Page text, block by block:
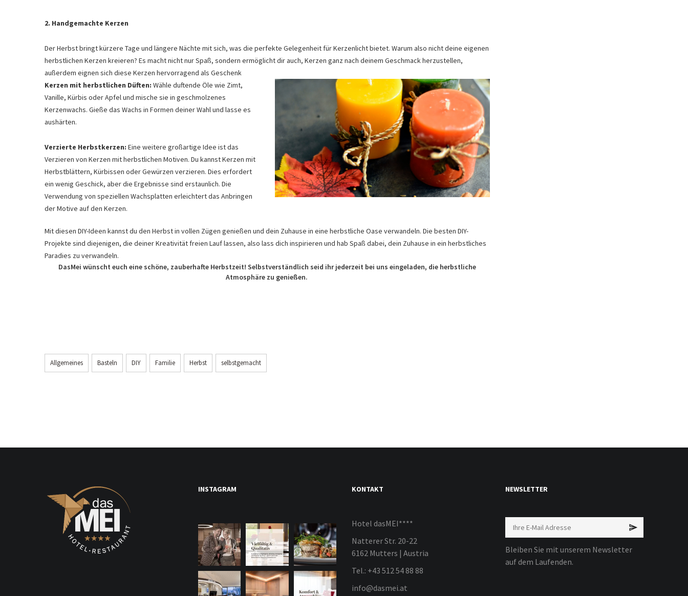
2. Handgemachte Kerzen
Der Herbst bringt kürzere Tage und längere Nächte mit sich, was die perfekte Gelegenheit für Kerzenlicht bietet. Warum also nicht deine eigenen
herbstlichen Kerzen kreieren? Es macht nicht nur Spaß, sondern ermöglicht dir auch, Kerzen ganz nach deinem Geschmack herzustellen,
außerdem eignen sich diese Kerzen hervorragend als Geschenk
Kerzen mit herbstlichen Düften: Wähle duftende Öle wie Zimt,
Vanille, Kürbis oder Apfel und mische sie in geschmolzenes
Kerzenwachs. Gieße das Wachs in Formen deiner Wahl und lasse es
aushärten.
Verzierte Herbstkerzen: Eine weitere großartige Idee ist das
Verzieren von Kerzen mit herbstlichen Motiven. Du kannst Kerzen mit
Herbstblättern, Kürbissen oder Gewürzen verzieren. Dies erfordert
ein wenig Geschick, aber die Ergebnisse sind erstaunlich. Die
Verwendung von speziellen Wachsplatten erleichtert das Anbringen
der Motive auf den Kerzen.
Mit diesen DIY-Ideen kannst du den Herbst in vollen Zügen genießen und dein Zuhause in eine herbstliche Oase verwandeln. Die besten DIY-
Projekte sind diejenigen, die deiner Kreativität freien Lauf lassen, also lass dich inspirieren und hab Spaß dabei, dein Zuhause in ein herbstliches
Paradies zu verwandeln.
DasMei wünscht euch eine schöne, zauberhafte Herbstzeit! Selbstverständlich seid ihr jederzeit bei uns eingeladen, die herbstliche
Atmosphäre zu genießen.
Allgemeines Basteln DIY Familie Herbst selbstgemacht
INSTAGRAM KONTAKT
Hotel dasMEI****
Natterer Str. 20-22
6162 Mutters | Austria
Tel.: +43 512 54 88 88
info@dasmei.at
NEWSLETTER
Bleiben Sie mit unserem Newsletter
auf dem Laufenden.